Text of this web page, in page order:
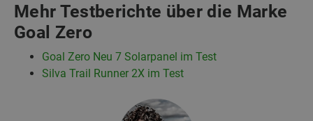
Mehr Testberichte über die Marke
Goal Zero
Goal Zero Neu 7 Solarpanel im Test
Silva Trail Runner 2X im Test